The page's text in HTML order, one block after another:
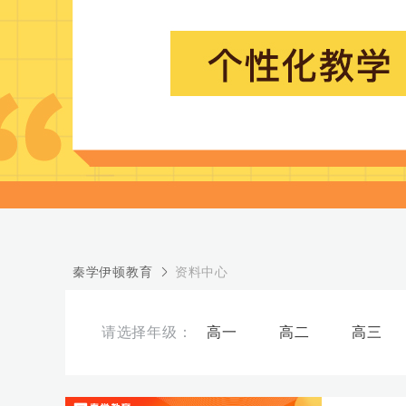
秦学伊顿教育 资料中心
高一 高二 高三